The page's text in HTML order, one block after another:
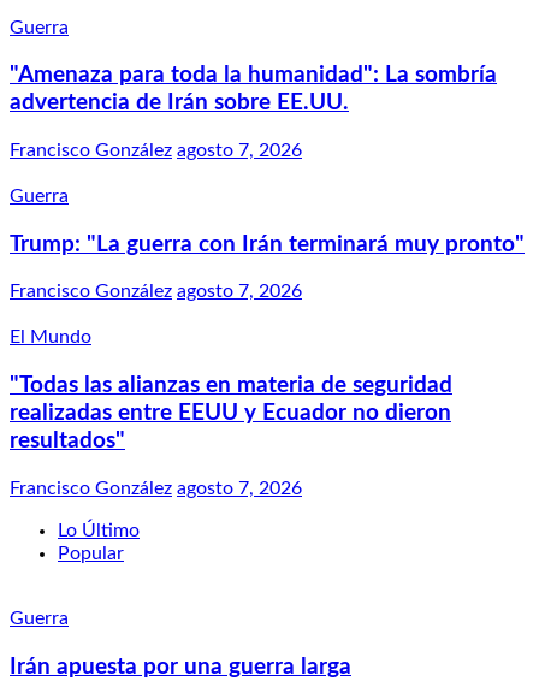
Guerra
"Amenaza para toda la humanidad": La sombría
advertencia de Irán sobre EE.UU.
Francisco González agosto 7, 2026
Guerra
Trump: "La guerra con Irán terminará muy pronto"
Francisco González agosto 7, 2026
El Mundo
"Todas las alianzas en materia de seguridad
realizadas entre EEUU y Ecuador no dieron
resultados"
Francisco González agosto 7, 2026
Lo Último
Popular
Guerra
Irán apuesta por una guerra larga